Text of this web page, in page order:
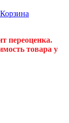
Корзина
переоценка.
товара у